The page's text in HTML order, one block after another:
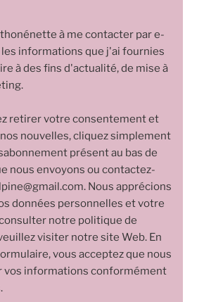
à me contacter par e-
informations que j'ai fournies
à des fins d'actualité, de mise à
retirer votre consentement et
nouvelles, cliquez simplement
présent au bas de
nous envoyons ou contactez-
Nous apprécions
données personnelles et votre
notre politique de
visiter notre site Web. En
vous acceptez que nous
vos informations conformément